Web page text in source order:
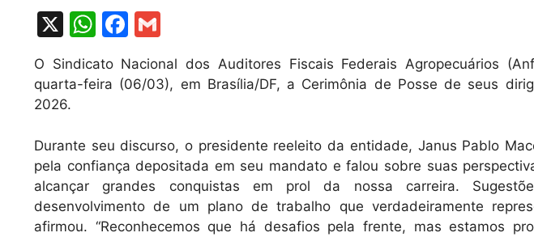
X
W
at
p
p
F
a
c
o
o
k
m
ai
O Sindicato Nacional dos Auditores Fiscais Federais Agropecuários
quarta-feira (06/03), em Brasília/DF, a Cerimônia de Posse de seus
2026.
Durante seu discurso, o presidente reeleito da entidade, Janus Pablo
pela confiança depositada em seu mandato e falou sobre suas
alcançar grandes conquistas em prol da nossa carreira.
desenvolvimento de um plano de trabalho que verdadeiramente
afirmou. “Reconhecemos que há desafios pela frente, mas estamos